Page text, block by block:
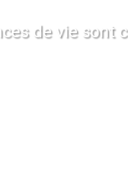
de vie sont